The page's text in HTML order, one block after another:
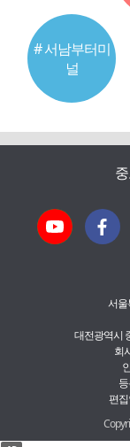
# 서남부터미
널
서울
대전광역시
회
편